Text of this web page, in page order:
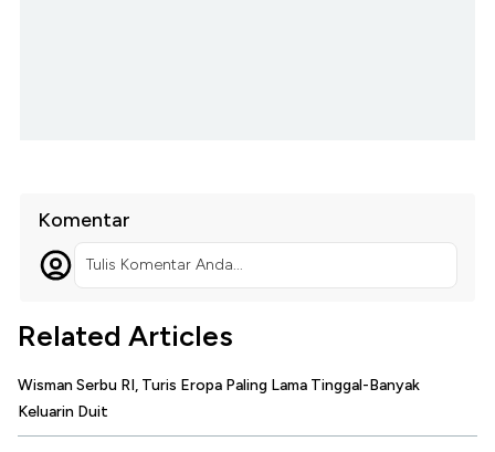
Komentar
Tulis Komentar Anda...
Related Articles
Wisman Serbu RI, Turis Eropa Paling Lama Tinggal-Banyak
Keluarin Duit